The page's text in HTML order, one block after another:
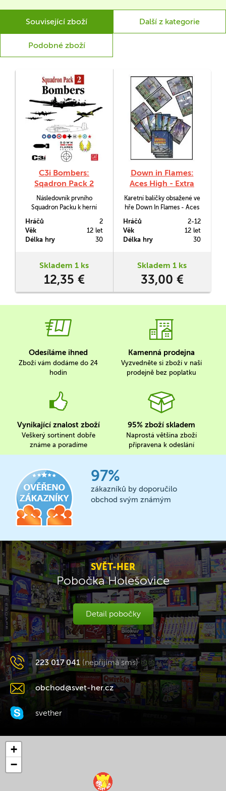
Související zboží Další z kategorie
Podobné zboží
C3i Bombers:
Sqadron Pack 2
Následovník prvního
Squadron Packu k herní
karetním způsobem
představuje letecké souboje
2. světové války. Tím jsou
Bombers.
Hráčů
2
Věk
12 let
Délka hry
30
Skladem 1 ks
12,35 €
Down in Flames:
Aces High - Extra
Decks
Karetní balíčky obsažené ve
hře Down In Flames - Aces
až 6 hráčů. Pokud však
toužíte po skutečně
monumentálních leteckých
vás.
Hráčů
2-12
Věk
12 let
Délka hry
30
Skladem 1 ks
33,00 €
Odesíláme ihned
Zboží vám dodáme do 24
hodin
Kamenná prodejna
Vyzvedněte si zboží v naší
prodejně bez poplatku
Vynikající znalost zboží
Veškerý sortinent dobře
známe a poradíme
95% zboží skladem
Naprostá většina zboží
připravena k odeslání
97%
zákazníků by doporučilo
obchod svým známým
SVĚT-HER
Pobočka Holešovice
Detail pobočky
223 017 041 (nepřijímá sms)
obchod@svet-her.cz
svether
+
−